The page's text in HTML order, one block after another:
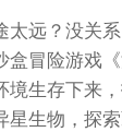
太远？没关
盒冒险游戏
境生存下来
星生物，探